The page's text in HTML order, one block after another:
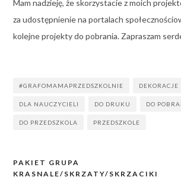
Mam nadzieję, że skorzystacie z moich
za udostępnienie na portalach
kolejne projekty do pobrania. Zapraszam
#GRAFOMAMAPRZEDSZKOLNIE DEKORACJE
DLA NAUCZYCIELI DO DRUKU DO
DO PRZEDSZKOLA PRZEDSZKOLE
Nawigacja
PAKIET GRUPA
KRASNALE/SKRZATY/SKRZACIKI